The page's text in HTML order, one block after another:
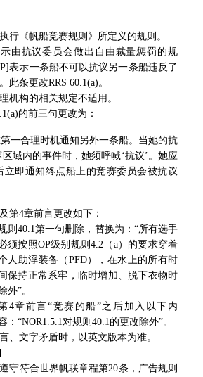
行《帆船竞赛规则》所定义的规则。
由抗议委员会做出自由裁量惩罚的规
表示一条船不可以抗议另一条船违反了
此条更改RRS 60.1(a)。
机构的相关规定不适用。
的前三句更改为：
一合理时机通知另外一条船。当她的抗
域内的事件时，她须呼喊‘抗议’。她应
立即通知终点船上的竞赛委员会被抗议
第4章前言更改如下：
则40.1第一句删除，替换为：“所有选手
须按照OP级别规则4.2（a）的要求穿着
人助浮装备（PFD），在水上的所有时
保持正常系牢，临时增加、脱下衣物时
外”。
4章前言“竞赛的船”之后加入以下内
：“NOR1.5.1对规则40.1的更改除外”。
、文字矛盾时，以英文版本为准。
守符合世界帆联章程第20条，广告规则